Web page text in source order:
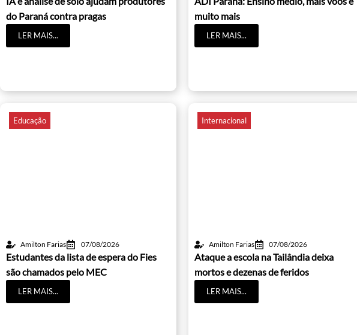
do Paraná contra pragas
LER MAIS...
muito mais
LER MAIS...
Educação
Amilton Farias 07/08/2026
Estudantes da lista de espera do Fies
são chamados pelo MEC
LER MAIS...
Internacional
Amilton Farias 07/08/2026
Ataque a escola na Tailândia deixa
mortos e dezenas de feridos
LER MAIS...